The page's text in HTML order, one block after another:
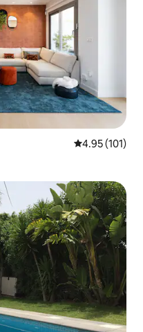
คะแนนเฉลี่ย
4.95 (101)